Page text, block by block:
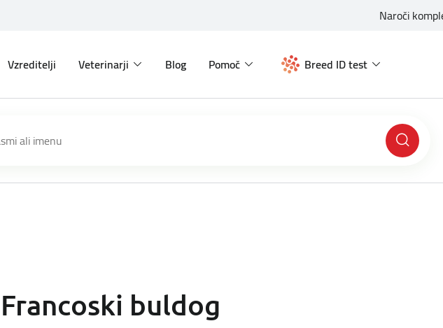
Naroči
Vzreditelji Veterinarji Blog Pomoč Breed ID test
Francoski buldog